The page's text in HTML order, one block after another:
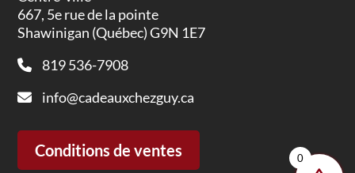
667, 5e rue de la pointe
Shawinigan (Québec) G9N 1E7
819 536-7908
info@cadeauxchezguy.ca
Conditions de ventes 0